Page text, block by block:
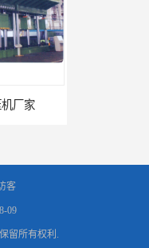
四柱液压机报价
客
09
保留所有权利.